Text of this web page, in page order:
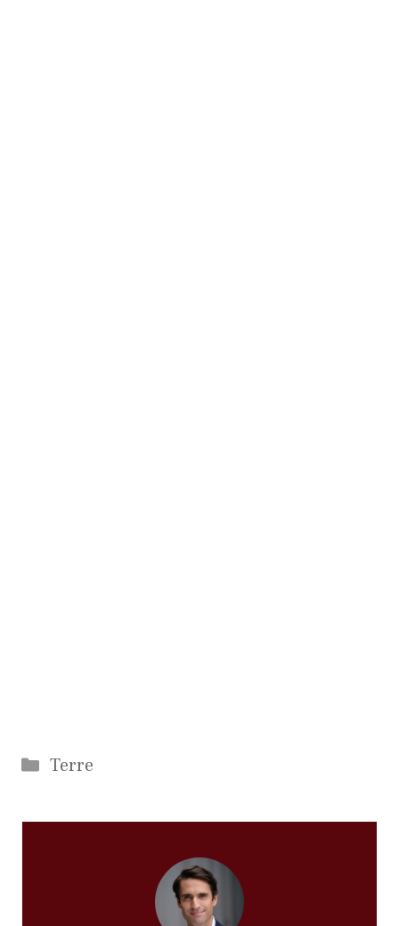
Catégories
Terre